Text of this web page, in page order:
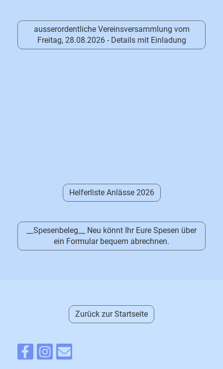
ausserordentliche Vereinsversammlung vom
Freitag, 28.08.2026 - Details mit Einladung
Helferliste Anlässe 2026
__Spesenbeleg__ Neu könnt Ihr Eure Spesen über
ein Formular bequem abrechnen.
Zurück zur Startseite